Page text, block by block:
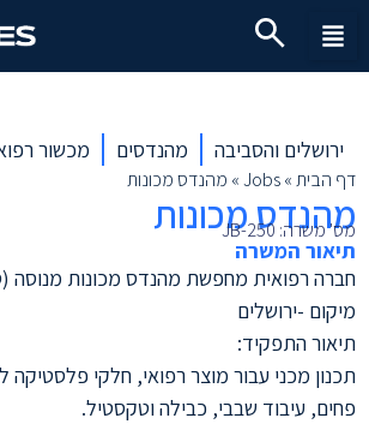
ירושלים והסביבה מהנדסים מכשור
דף הבית»
Jobs
» מהנדס מכונות
מהנדס מכונות
מס' משרה: JB-250
תיאור המשרה
חברה רפואית מחפשת מהנדס מכונות מנוסה
מיקום -ירושלים
תיאור התפקיד:
תכנון מכני עבור מוצר רפואי, חלקי פלסטיקה
פחים, עיבוד שבבי, כבילה וטקסטיל.